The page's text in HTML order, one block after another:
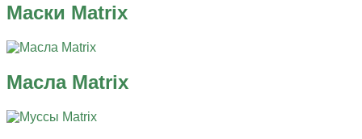
Маски Matrix
Масла Matrix